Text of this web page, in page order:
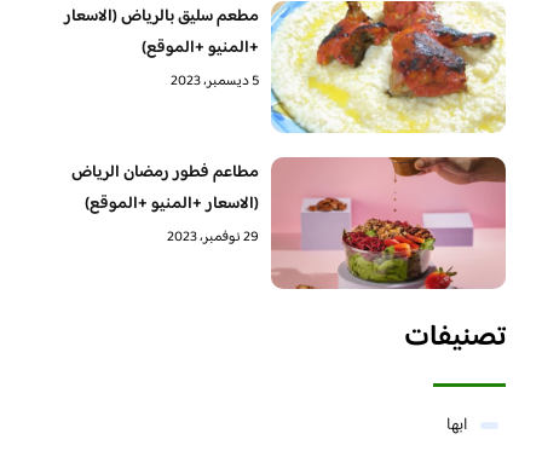
مطعم سليق بالرياض (الاسعار
+المنيو +الموقع)
5 ديسمبر، 2023
مطاعم فطور رمضان الرياض
(الاسعار +المنيو +الموقع)
29 نوفمبر، 2023
تصنيفات
ابها